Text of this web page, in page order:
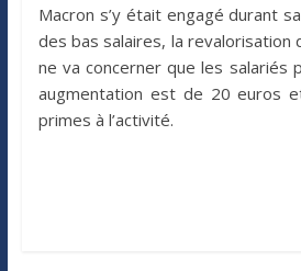
Macron s’y était engagé durant
des bas salaires, la revalorisation
ne va concerner que les salariés
augmentation est de 20 euros
primes à l’activité.